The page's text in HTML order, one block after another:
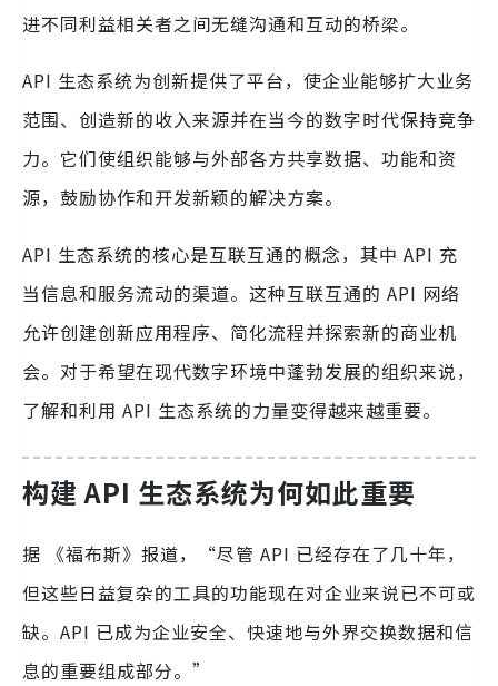
进不同利益相关者之间无缝沟通和互动的桥梁。
API 生态系统为创新提供了平台，使企业能够扩大业务
范围、创造新的收入来源并在当今的数字时代保持竞争
力。它们使组织能够与外部各方共享数据、功能和资
源，鼓励协作和开发新颖的解决方案。
API 生态系统的核心是互联互通的概念，其中 API 充
当信息和服务流动的渠道。这种互联互通的 API 网络
允许创建创新应用程序、简化流程并探索新的商业机
会。对于希望在现代数字环境中蓬勃发展的组织来说，
了解和利用 API 生态系统的力量变得越来越重要。
构建 API 生态系统为何如此重要
据 《福布斯》报道，“尽管 API 已经存在了几十年，
但这些日益复杂的工具的功能现在对企业来说已不可或
缺。API 已成为企业安全、快速地与外界交换数据和信
息的重要组成部分。”